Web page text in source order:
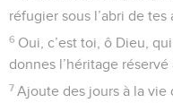
réfugier sous l’abri de tes
6 Oui, c’est toi, ô Dieu,
donnes l’héritage
7 Ajoute des jours à la vie